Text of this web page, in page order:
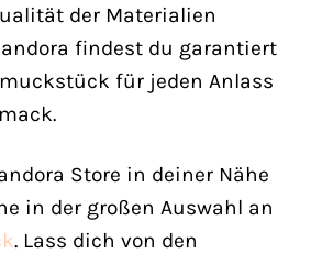
der Materialien
findest du garantiert
für jeden Anlass
Store in deiner Nähe
in der großen Auswahl an
. Lass dich von den